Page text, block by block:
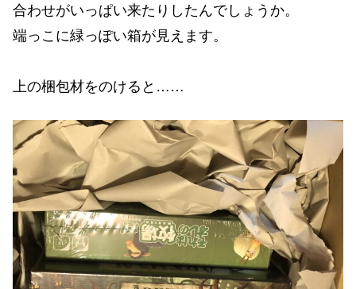
合わせがいっぱい来たりしたんでしょうか。
端っこに緑っぽい箱が見えます。
上の梱包材をのけると……